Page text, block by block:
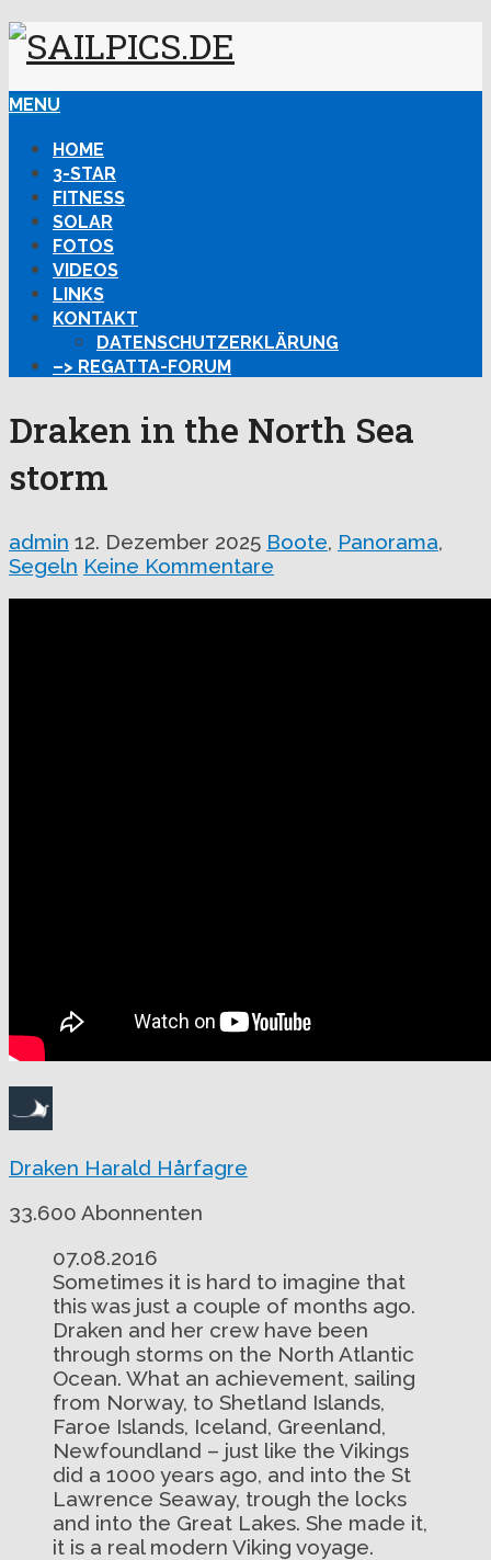
MENU
HOME
3-STAR
FITNESS
SOLAR
FOTOS
VIDEOS
LINKS
KONTAKT
DATENSCHUTZERKLÄRUNG
–> REGATTA-FORUM
Draken in the North Sea
storm
admin 12. Dezember 2025 Boote, Panorama,
Segeln Keine Kommentare
Draken Harald Hårfagre
33.600 Abonnenten
07.08.2016
Sometimes it is hard to imagine that
this was just a couple of months ago.
Draken and her crew have been
through storms on the North Atlantic
Ocean. What an achievement, sailing
from Norway, to Shetland Islands,
Faroe Islands, Iceland, Greenland,
Newfoundland – just like the Vikings
did a 1000 years ago, and into the St
Lawrence Seaway, trough the locks
and into the Great Lakes. She made it,
it is a real modern Viking voyage.